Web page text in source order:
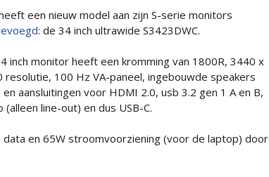
een nieuw model aan zijn S-serie monitors
: de 34 inch ultrawide S3423DWC.
inch monitor heeft een kromming van 1800R, 3440 x
resolutie, 100 Hz VA-paneel, ingebouwde speakers
en aansluitingen voor HDMI 2.0, usb 3.2 gen 1 A en B,
(alleen line-out) en dus USB-C.
en 65W stroomvoorziening (voor de laptop) door